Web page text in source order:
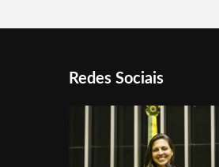
Redes Sociais